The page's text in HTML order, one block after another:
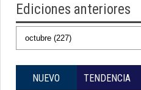
Ediciones anteriores
NUEVO TENDENCIA